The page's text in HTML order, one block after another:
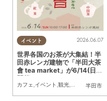
イベント
半田市
2026.06.07
世界各国のお茶が大集結！半
田赤レンガ建物で「半田大茶
會 tea market」が6/14(日)
開催
カフェ イベント 観光 まちネタ